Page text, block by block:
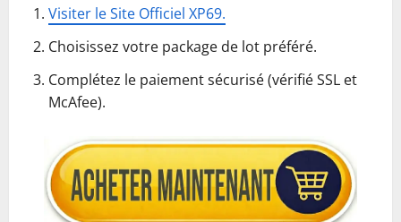
Visiter le Site Officiel XP69.
Choisissez votre package de lot préféré.
Complétez le paiement sécurisé (vérifié SSL et
McAfee).